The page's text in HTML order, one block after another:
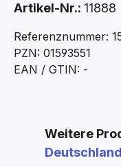
Artikel-Nr.: 11888
Referenznummer:
PZN: 01593551
EAN / GTIN: -
Weitere
Deutschland